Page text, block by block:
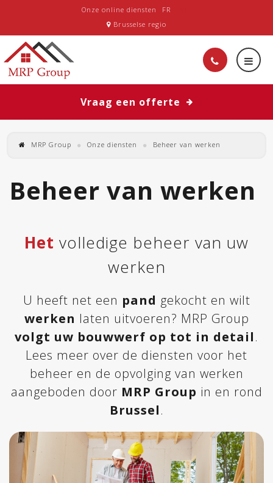
Onze online diensten FR
Brusselse regio
Vraag een offerte
MRP Group Onze diensten Beheer van werken
Beheer van werken
Het volledige beheer van uw
werken
U heeft net een pand gekocht en wilt
werken laten uitvoeren? MRP Group
volgt uw bouwwerf op tot in detail.
Lees meer over de diensten voor het
beheer en de opvolging van werken
aangeboden door MRP Group in en rond
Brussel.